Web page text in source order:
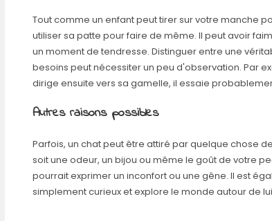
Tout comme un enfant peut tirer sur votre manche
utiliser sa patte pour faire de même. Il peut avoir
un moment de tendresse. Distinguer entre une
besoins peut nécessiter un peu d'observation. Par
dirige ensuite vers sa gamelle, il essaie
Autres raisons possibles
Parfois, un chat peut être attiré par quelque chose
soit une odeur, un bijou ou même le goût de votre
pourrait exprimer un inconfort ou une gêne. Il est
simplement curieux et explore le monde autour de